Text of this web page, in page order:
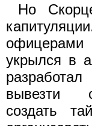
Но
укрылся в
вывезти
создать